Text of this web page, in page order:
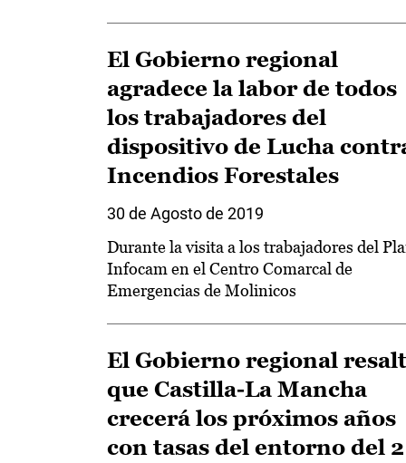
El Gobierno regional
agradece la labor de todos
los trabajadores del
dispositivo de Lucha
Incendios Forestales
30 de Agosto de 2019
Durante la visita a los trabajadores del
Infocam en el Centro Comarcal de
Emergencias de Molinicos
El Gobierno regional
que Castilla-La Mancha
crecerá los próximos años
con tasas del entorno del 2